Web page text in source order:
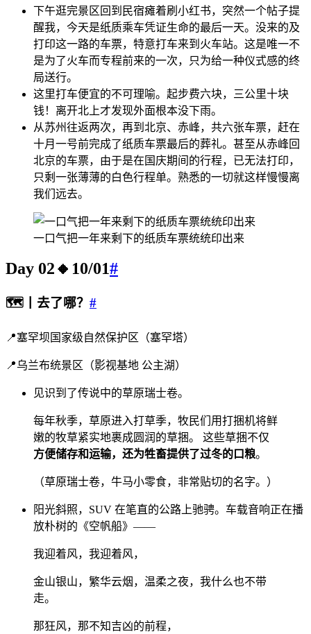
下午逛完景区回到民宿瘫着刷小红书，突然一个帖子提
醒我，今天是纸质乘车凭证生命的最后一天。没来的及
打印这一路的车票，特意打车来到火车站。这是唯一不
是为了火车而专程前来的一次，只为给一种仪式感的终
局送行。
这里打车便宜的不可理喻。起步费六块，三公里十块
钱！离开北上才发现外面根本没下雨。
从苏州往返两次，再到北京、赤峰，共六张车票，赶在
十月一号前完成了纸质车票最后的葬礼。甚至从赤峰回
北京的车票，由于是在国庆期间的行程，已无法打印，
只剩一张薄薄的白色行程单。熟悉的一切就这样慢慢离
我们远去。
一口气把一年来剩下的纸质车票统统印出来
Day 02🔸10/01#
🗺️丨去了哪？ #
📍塞罕坝国家级自然保护区（塞罕塔）
📍乌兰布统景区（影视基地 公主湖）
见识到了传说中的草原瑞士卷。
每年秋季，草原进入打草季，牧民们用打捆机将鲜
嫩的牧草紧实地裹成圆润的草捆。 这些草捆不仅
方便储存和运输，还为牲畜提供了过冬的口粮。
（草原瑞士卷，牛马小零食，非常贴切的名字。）
阳光斜照，SUV 在笔直的公路上驰骋。车载音响正在播
放朴树的《空帆船》——
我迎着风，我迎着风，
金山银山，繁华云烟，温柔之夜，我什么也不带
走。
那狂风，那不知吉凶的前程，